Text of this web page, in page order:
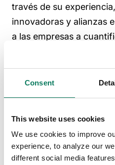
Consent
This website uses cookies
We use cookies to improve
experience, to analyze our
different social media
través de su
innovadoras y alianzas
a las empresas a
reducir su impacto
esta misión está
software de análisis de
SimaPro Craftofrece
datos y cálculos de
Con la confianza de la